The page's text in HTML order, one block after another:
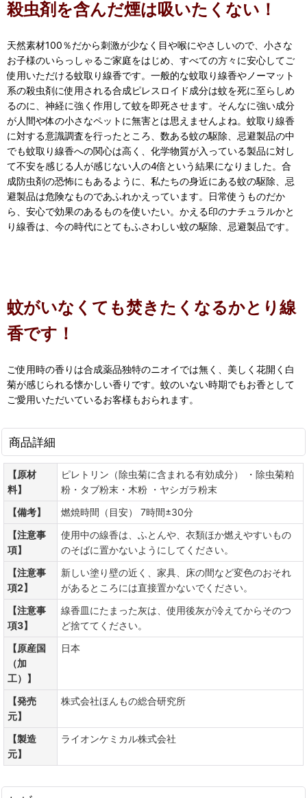
殺虫剤を含んだ煙は吸いたくない！
天然素材100％だから刺激が少なく目や喉にやさしいので、小さな
お子様のいらっしゃるご家庭をはじめ、すべての方々に安心してご
使用いただける蚊取り線香です。一般的な蚊取り線香やノーマット
系の殺虫剤に使用される合成ピレスロイド成分は蚊を死に至らしめ
るのに、神経に強く作用して蚊を即死させます。そんなに強い成分
が人間や体の小さなペットに無害とは思えませんよね。蚊取り線香
に対する意識調査を行ったところ、数ある蚊の駆除、忌避製品の中
でも蚊取り線香への関心は高く、化学物質が入っている製品に対し
て不安を感じる人が感じない人の4倍という結果になりました。合
成防虫剤の恐怖にもあるように、私たちの身近にある蚊の駆除、忌
避製品は危険なものであふれかえっています。日常使うものだか
ら、安心で効果のあるものを使いたい。かえる印のナチュラルかと
り線香は、今の時代にとてもふさわしい蚊の駆除、忌避製品です。
蚊がいなくても焚きたくなるかとり線
香です！
ご使用時の香りは合成薬品独特のニオイでは無く、美しく花開く白
菊が感じられる懐かしい香りです。蚊のいない時期でもお香として
ご愛用いただいているお客様もおられます。
商品詳細
【原材
料】
ピレトリン（除虫菊に含まれる有効成分） ・除虫菊粕
粉・タブ粉末・木粉 ・ヤシガラ粉末
【備考】
燃焼時間（目安） 7時間±30分
【注意事
項】
使用中の線香は、ふとんや、衣類ほか燃えやすいもの
のそばに置かないようにしてください。
【注意事
項2】
新しい塗り壁の近く、家具、床の間など変色のおそれ
があるところには直接置かないでください。
【注意事
項3】
線香皿にたまった灰は、使用後灰が冷えてからそのつ
ど捨ててください。
【原産国
（加
工）】
日本
【発売
元】
株式会社ほんもの総合研究所
【製造
元】
ライオンケミカル株式会社